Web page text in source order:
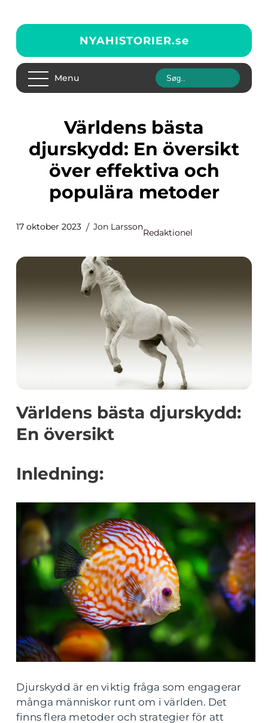
NYAHISTORIER.se
Menu
Världens bästa
djurskydd: En översikt
över effektiva och
populära metoder
17 oktober 2023 Jon Larsson
Redaktionel
Världens bästa djurskydd:
En översikt
Inledning:
Djurskydd är en viktig fråga som engagerar
många människor runt om i världen. Det
finns flera metoder och strategier för att